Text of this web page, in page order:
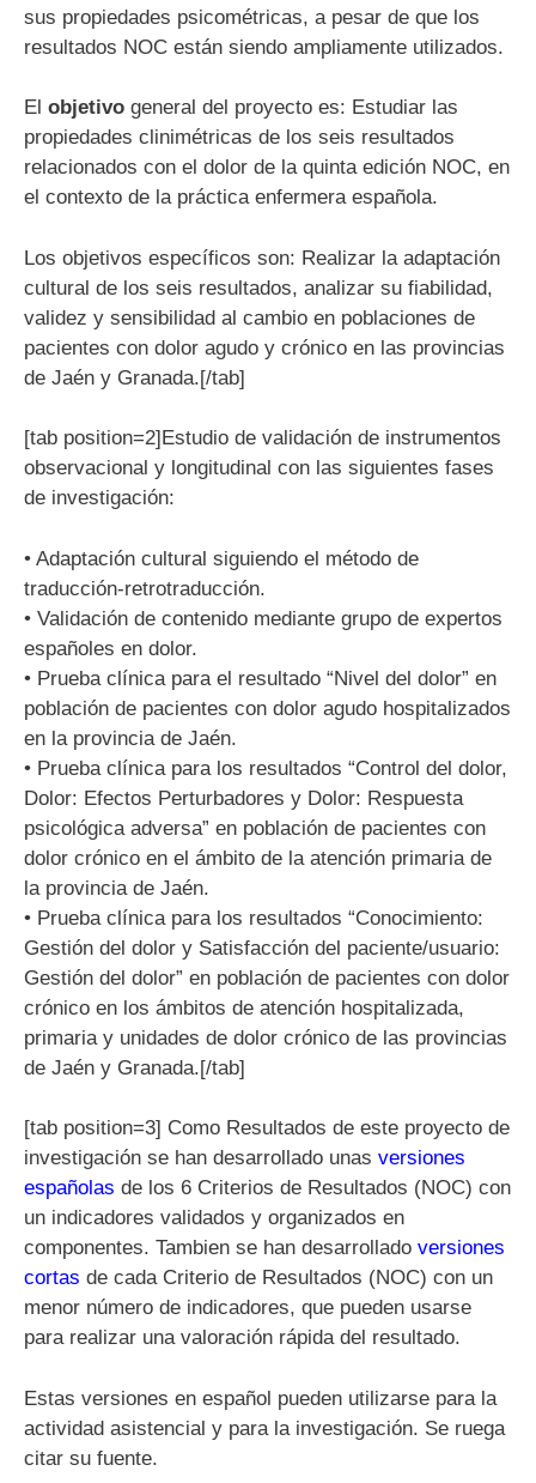
sus propiedades psicométricas, a pesar de que los
resultados NOC están siendo ampliamente utilizados.
El objetivo general del proyecto es: Estudiar las
propiedades clinimétricas de los seis resultados
relacionados con el dolor de la quinta edición NOC, en
el contexto de la práctica enfermera española.
Los objetivos específicos son: Realizar la adaptación
cultural de los seis resultados, analizar su fiabilidad,
validez y sensibilidad al cambio en poblaciones de
pacientes con dolor agudo y crónico en las provincias
de Jaén y Granada.[/tab]
[tab position=2]Estudio de validación de instrumentos
observacional y longitudinal con las siguientes fases
de investigación:
• Adaptación cultural siguiendo el método de
traducción-retrotraducción.
• Validación de contenido mediante grupo de expertos
españoles en dolor.
• Prueba clínica para el resultado “Nivel del dolor” en
población de pacientes con dolor agudo hospitalizados
en la provincia de Jaén.
• Prueba clínica para los resultados “Control del dolor,
Dolor: Efectos Perturbadores y Dolor: Respuesta
psicológica adversa” en población de pacientes con
dolor crónico en el ámbito de la atención primaria de
la provincia de Jaén.
• Prueba clínica para los resultados “Conocimiento:
Gestión del dolor y Satisfacción del paciente/usuario:
Gestión del dolor” en población de pacientes con dolor
crónico en los ámbitos de atención hospitalizada,
primaria y unidades de dolor crónico de las provincias
de Jaén y Granada.[/tab]
[tab position=3] Como Resultados de este proyecto de
investigación se han desarrollado unas versiones
españolas de los 6 Criterios de Resultados (NOC) con
un indicadores validados y organizados en
componentes. Tambien se han desarrollado versiones
cortas de cada Criterio de Resultados (NOC) con un
menor número de indicadores, que pueden usarse
para realizar una valoración rápida del resultado.
Estas versiones en español pueden utilizarse para la
actividad asistencial y para la investigación. Se ruega
citar su fuente.